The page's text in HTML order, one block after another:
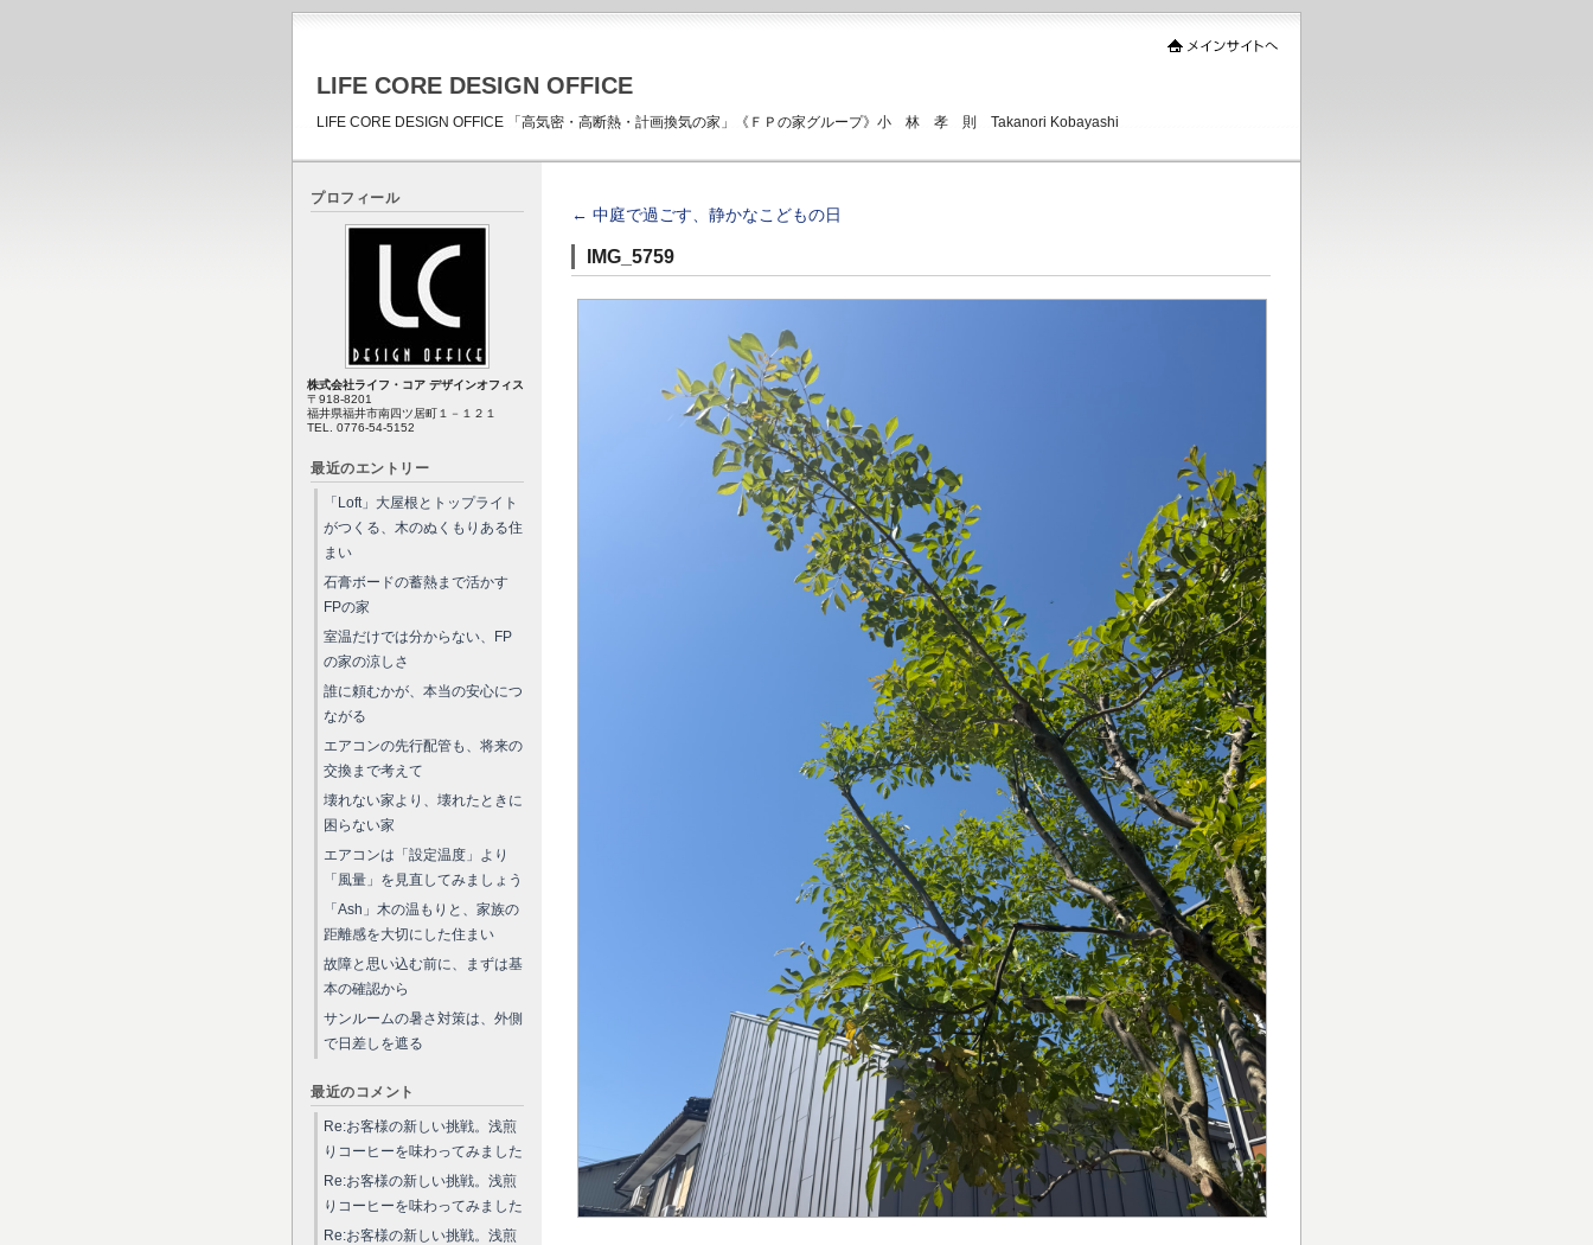
LIFE CORE DESIGN OFFICE
LIFE CORE DESIGN OFFICE 「高気密・高断熱・計画換気の家」《ＦＰの家グループ》小 林 孝 則 Takanori Kobayashi
← 中庭で過ごす、静かなこどもの日
IMG_5759
プロフィール
株式会社ライフ・コア デザインオフィス
〒918-8201
福井県福井市南四ツ居町１－１２１
TEL. 0776-54-5152
最近のエントリー
「Loft」大屋根とトップライト
がつくる、木のぬくもりある住
まい
石膏ボードの蓄熱まで活かす
FPの家
室温だけでは分からない、FP
の家の涼しさ
誰に頼むかが、本当の安心につ
ながる
エアコンの先行配管も、将来の
交換まで考えて
壊れない家より、壊れたときに
困らない家
エアコンは「設定温度」より
「風量」を見直してみましょう
「Ash」木の温もりと、家族の
距離感を大切にした住まい
故障と思い込む前に、まずは基
本の確認から
サンルームの暑さ対策は、外側
で日差しを遮る
最近のコメント
Re:お客様の新しい挑戦。浅煎
りコーヒーを味わってみました
Re:お客様の新しい挑戦。浅煎
りコーヒーを味わってみました
Re:お客様の新しい挑戦。浅煎